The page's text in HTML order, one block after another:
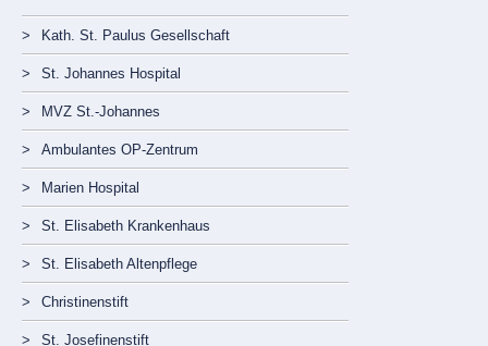
überspringen
Kath. St. Paulus Gesellschaft
St. Johannes Hospital
MVZ St.-Johannes
Ambulantes OP-Zentrum
Marien Hospital
St. Elisabeth Krankenhaus
St. Elisabeth Altenpflege
Christinenstift
St. Josefinenstift